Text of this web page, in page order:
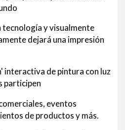
tecnología y visualmente
dejará una impresión
interactiva de pintura con luz
participen
eventos
de productos y más.